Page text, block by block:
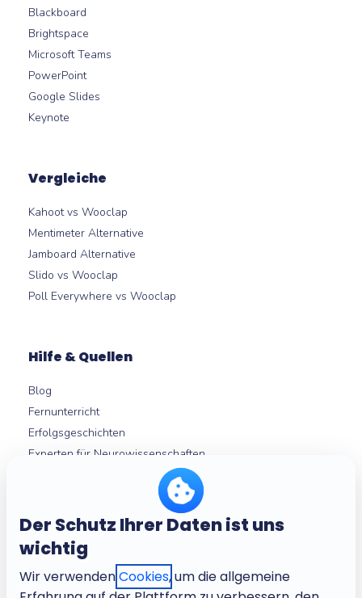
Der Schutz Ihrer Daten ist uns
wichtig
Wir verwendenCookies, um die allgemeine
Blackboard
Brightspace
Microsoft Teams
PowerPoint
Google Slides
Keynote
Vergleiche
Kahoot vs Wooclap
Mentimeter Alternative
Jamboard Alternative
Slido vs Wooclap
Poll Everywhere vs Wooclap
Hilfe & Quellen
Blog
Fernunterricht
Erfolgsgeschichten
Experten für Neurowissenschaften
Über
Über Wooclap